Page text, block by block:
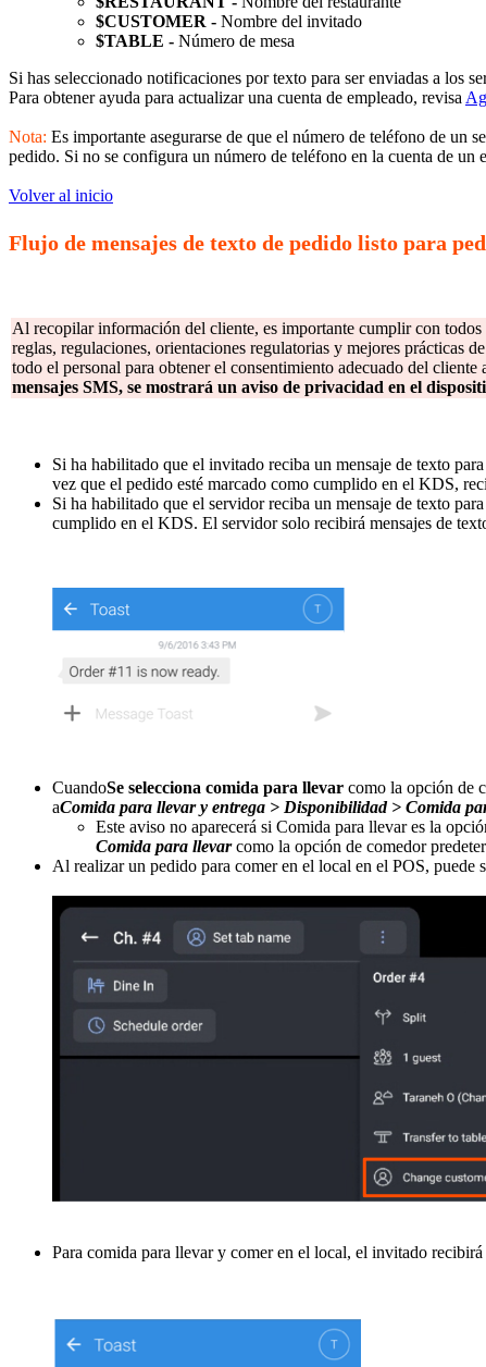
$CUSTOMER - Nombre del invitado
$TABLE - Número de mesa
Si has seleccionado notificaciones por texto para ser enviadas a los
Para obtener ayuda para actualizar una cuenta de empleado, revisa
Nota: Es importante asegurarse de que el número de teléfono de un
pedido. Si no se configura un número de teléfono en la cuenta de
Volver al inicio
Flujo de mensajes de texto de pedido listo para
Al recopilar información del cliente, es importante cumplir con
reglas, regulaciones, orientaciones regulatorias y mejores prácticas
todo el personal para obtener el consentimiento adecuado del
mensajes SMS, se mostrará un aviso de privacidad en el
Si ha habilitado que el invitado reciba un mensaje de texto
vez que el pedido esté marcado como cumplido en el KDS,
Si ha habilitado que el servidor reciba un mensaje de texto
cumplido en el KDS. El servidor solo recibirá mensajes de
CuandoSe selecciona comida para llevar como la opción de
aComida para llevar y entrega > Disponibilidad > Comida
Este aviso no aparecerá si Comida para llevar es la
Comida para llevarcomo la opción de comedor
Al realizar un pedido para comer en el local en el POS, puede
Para comida para llevar y comer en el local, el invitado